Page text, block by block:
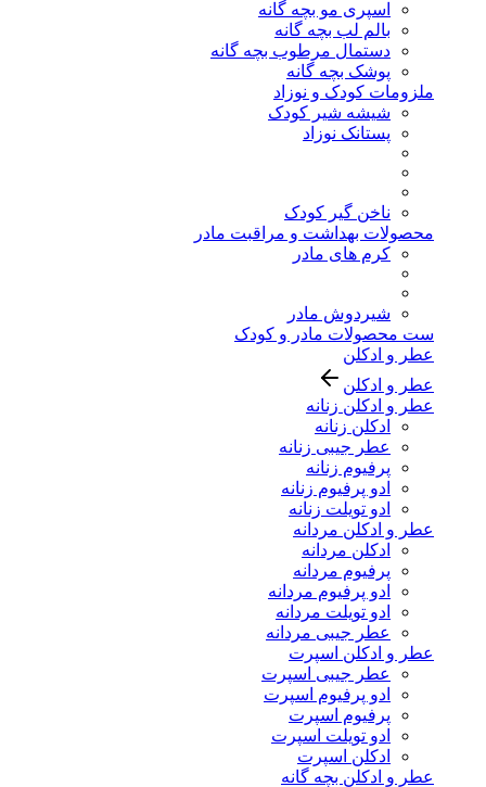
اسپری مو بچه گانه
بالم لب بچه گانه
دستمال مرطوب بچه گانه
پوشک بچه گانه
ملزومات کودک و نوزاد
شیشه شیر کودک
پستانک نوزاد
ناخن گیر کودک
محصولات بهداشت و مراقبت مادر
کرم های مادر
شیردوش مادر
ست محصولات مادر و کودک
عطر و ادکلن
عطر و ادکلن
عطر و ادکلن زنانه
ادکلن زنانه
عطر جیبی زنانه
پرفیوم زنانه
ادو پرفیوم زنانه
ادو تویلت زنانه
عطر و ادکلن مردانه
ادکلن مردانه
پرفیوم مردانه
ادو پرفیوم مردانه
ادو تویلت مردانه
عطر جیبی مردانه
عطر و ادکلن اسپرت
عطر جیبی اسپرت
ادو پرفیوم اسپرت
پرفیوم اسپرت
ادو تویلت اسپرت
ادکلن اسپرت
عطر و ادکلن بچه گانه